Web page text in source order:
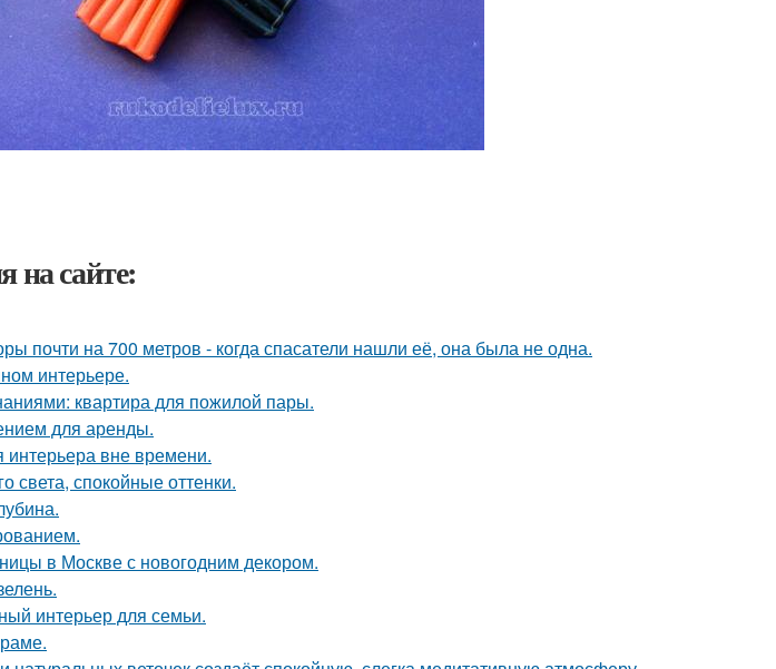
на сайте:
почти на 700 метров - когда спасатели нашли её, она была не одна.
интерьере.
квартира для пожилой пары.
для аренды.
вне времени.
света, спокойные оттенки.
в Москве с новогодним декором.
интерьер для семьи.